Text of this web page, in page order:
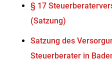
§ 17
(Satzung)
Satzung des
Steuerberater in